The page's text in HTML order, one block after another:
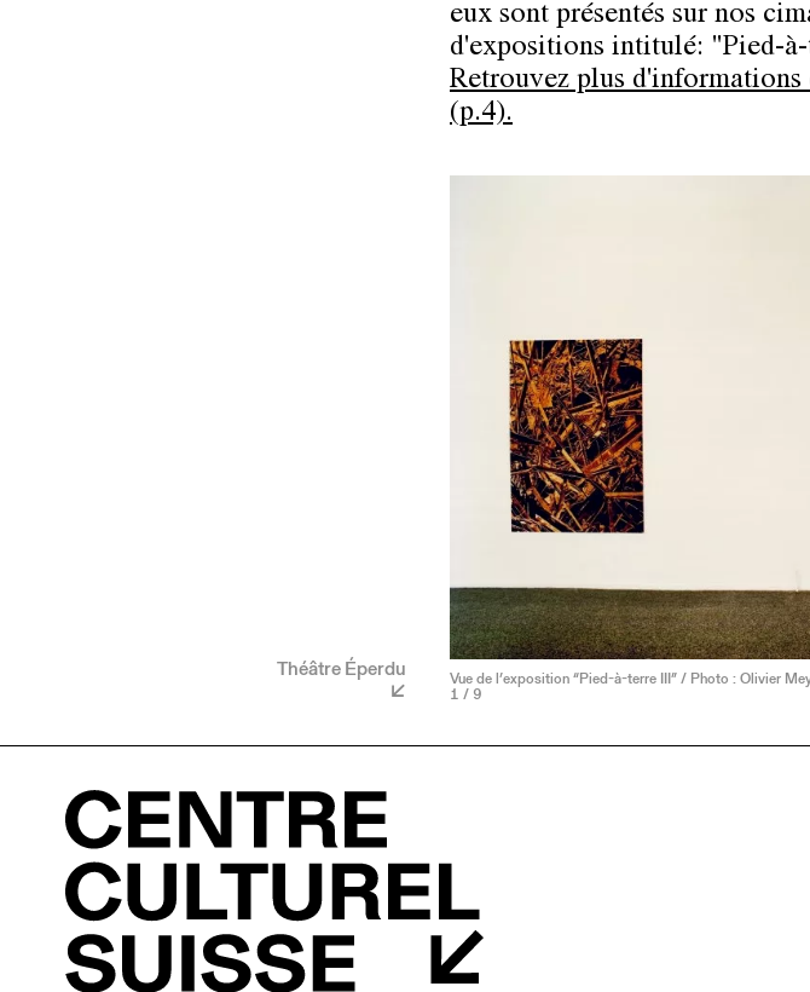
Théâtre Éperdu
eux sont présentés sur nos
d'expositions intitulé: "Pied-
Retrouvez plus d'informations
(p.4).
Vue de l’exposition “Pied-à-terre III” / Photo : Olivier
1 / 9